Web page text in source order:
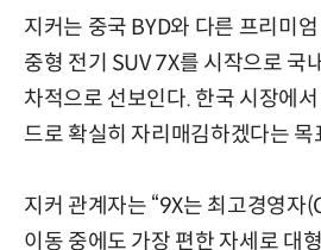
지커는 중국 BYD와 다른 프리미
중형 전기 SUV 7X를 시작으로 국
차적으로 선보인다. 한국 시장에
드로 확실히 자리매김하겠다는 목
지커 관계자는 “9X는 최고경영자
이동 중에도 가장 편한 자세로 대